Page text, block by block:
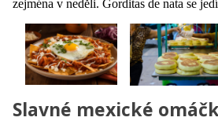
zejména v neděli. Gorditas de nata se
Slavné mexické